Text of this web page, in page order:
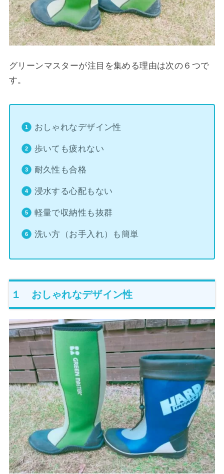
グリーンマスターが注目を集める理由は次の６つで
す。
おしゃれなデザイン性
歩いても疲れない
耐久性も合格
浸水する心配もない
軽量で収納性も抜群
洗い方（お手入れ）も簡単
１ おしゃれなデザイン性